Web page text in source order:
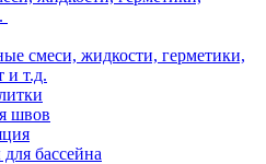
смеси, жидкости, герметики,
и т.д.
швов
бассейна